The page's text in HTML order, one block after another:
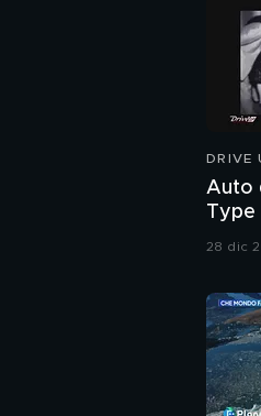
DRIVE
Auto
Type
28 dic